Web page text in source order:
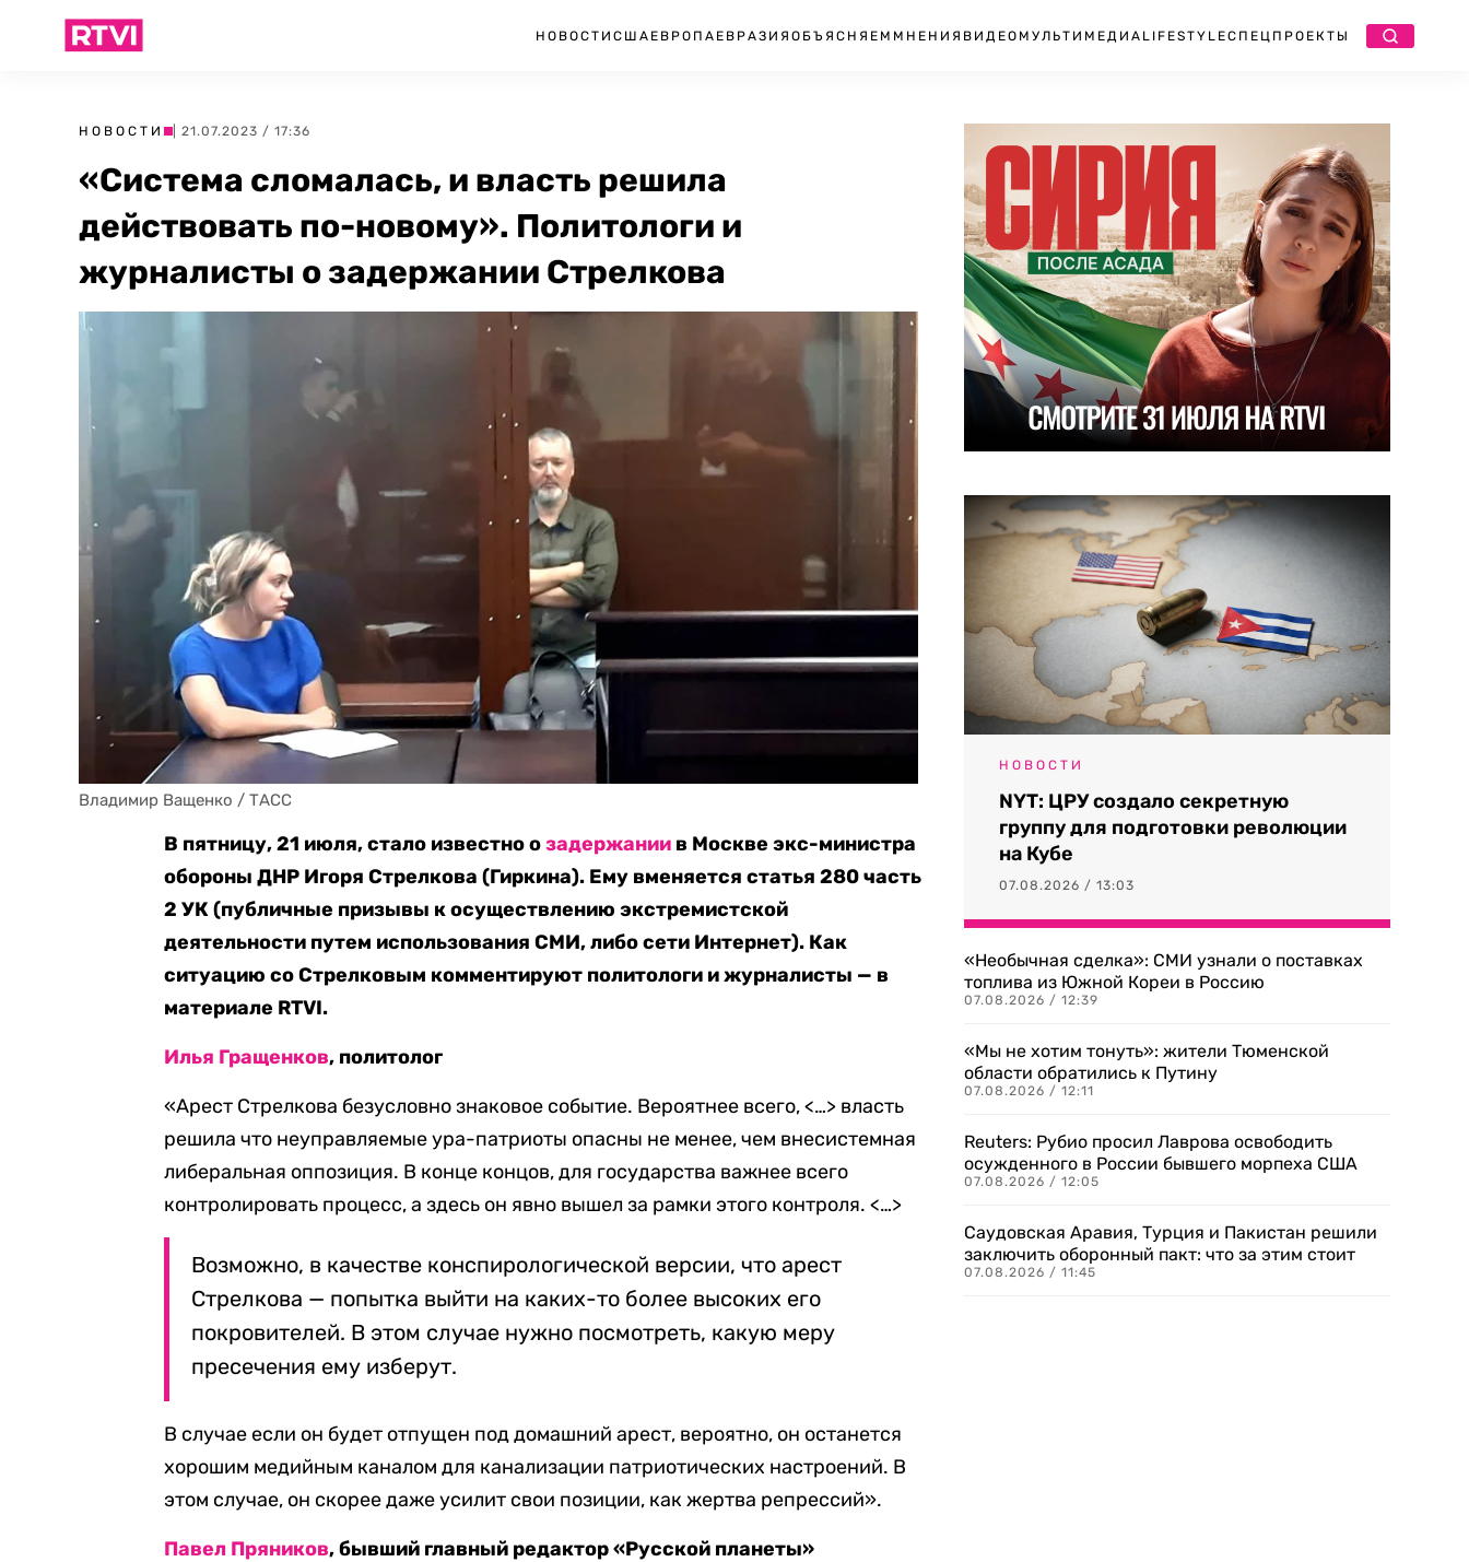
НОВОСТИ США ЕВРОПА ЕВРАЗИЯ ОБЪЯСНЯЕМ МНЕНИЯ ВИДЕО МУЛЬТИМЕДИА LIFESTYLEСПЕЦПРОЕКТЫ
НОВОСТИ | 21.07.2023 / 17:36
«Система сломалась, и власть решила
действовать по-новому». Политологи и
журналисты о задержании Стрелкова
Владимир Ващенко / ТАСС
В пятницу, 21 июля, стало известно озадержании в Москве экс-министра
обороны ДНР Игоря Стрелкова (Гиркина). Ему вменяется статья 280 часть
2 УК (публичные призывы к осуществлению экстремистской
деятельности путем использования СМИ, либо сети Интернет). Как
ситуацию со Стрелковым комментируют политологи и журналисты — в
материале RTVI.
Илья Гращенков, политолог
«Арест Стрелкова безусловно знаковое событие. Вероятнее всего, <…> власть
решила что неуправляемые ура-патриоты опасны не менее, чем внесистемная
либеральная оппозиция. В конце концов, для государства важнее всего
контролировать процесс, а здесь он явно вышел за рамки этого контроля. <…>
Возможно, в качестве конспирологической версии, что арест
Стрелкова — попытка выйти на каких-то более высоких его
покровителей. В этом случае нужно посмотреть, какую меру
пресечения ему изберут.
В случае если он будет отпущен под домашний арест, вероятно, он останется
хорошим медийным каналом для канализации патриотических настроений. В
этом случае, он скорее даже усилит свои позиции, как жертва репрессий».
Павел Пряников, бывший главный редактор «Русской планеты»
НОВОСТИ
NYT: ЦРУ создало секретную
группу для подготовки революции
на Кубе
07.08.2026 / 13:03
«Необычная сделка»: СМИ узнали о поставках
топлива из Южной Кореи в Россию
07.08.2026 / 12:39
«Мы не хотим тонуть»: жители Тюменской
области обратились к Путину
07.08.2026 / 12:11
Reuters: Рубио просил Лаврова освободить
осужденного в России бывшего морпеха США
07.08.2026 / 12:05
Саудовская Аравия, Турция и Пакистан решили
заключить оборонный пакт: что за этим стоит
07.08.2026 / 11:45